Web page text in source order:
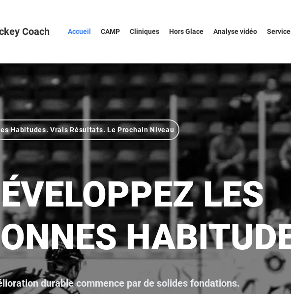
Coach Accueil CAMP Cliniques Hors Glace Analyse vidéo
Habitudes. Vrais Résultats. Le Prochain Niveau
LES
durable commence par de solides fondations.